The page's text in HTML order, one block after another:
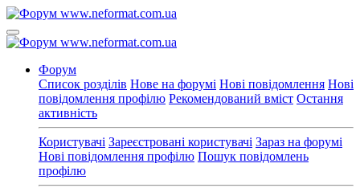
Форум
Список розділів Нове на форумі Нові повідомлення Нові
повідомлення профілю Рекомендований вміст Остання
активність
Користувачі Зареєстровані користувачі Зараз на форумі
Нові повідомлення профілю Пошук повідомлень
профілю